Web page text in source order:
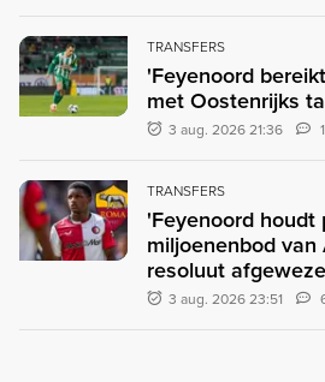
TRANSFERS
'Feyenoord
met Oostenrijks
3 aug. 2026 21:36
TRANSFERS
'Feyenoord houdt
miljoenenbod van
resoluut
3 aug. 2026 23:51